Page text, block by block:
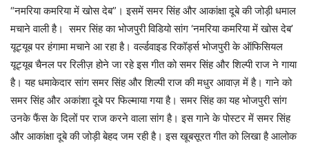
“नमरिया कमरिया में खोस देब”। इसमें समर सिंह और आकांक्षा दूबे की जोड़ी धमाल
मचाने वाली है। समर सिंह का भोजपुरी विडियो सांग ‘नमरिया कमरिया में खोस देब’
यूट्यूब पर हंगामा मचाने आ रहा है। वर्ल्डवाइड रिकॉर्ड्स भोजपुरी के ऑफिसियल
यूट्यूब चैनल पर रिलीज़ होने जा रहे इस गीत को समर सिंह और शिल्पी राज ने गाया
है। यह धमाकेदार सांग समर सिंह और शिल्पी राज की मधुर आवाज़ में है। गाने को
समर सिंह और अकांशा दूबे पर फिल्माया गया है। समर सिंह का यह भोजपुरी सांग
उनके फैंस के दिलों पर राज करने वाला सांग है। इस गाने के पोस्टर में समर सिंह
और आकांक्षा दूबे की जोड़ी बेहद जम रही है। इस खूबसूरत गीत को लिखा है आलोक